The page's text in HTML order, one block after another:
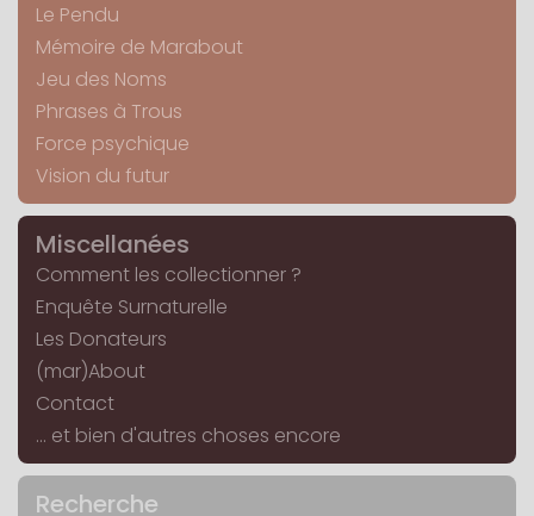
Le Pendu
Mémoire de Marabout
Jeu des Noms
Phrases à Trous
Force psychique
Vision du futur
Miscellanées
Comment les collectionner ?
Enquête Surnaturelle
Les Donateurs
(mar)About
Contact
... et bien d'autres choses encore
Recherche